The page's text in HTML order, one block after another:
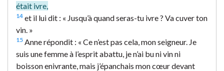
était ivre,
14 et il lui dit : « Jusqu’à quand seras-tu ivre ? Va cuver ton
vin. »
15 Anne répondit : « Ce n’est pas cela, mon seigneur. Je
suis une femme à l’esprit abattu, je n’ai bu ni vin ni
boisson enivrante, mais j’épanchais mon cœur devant